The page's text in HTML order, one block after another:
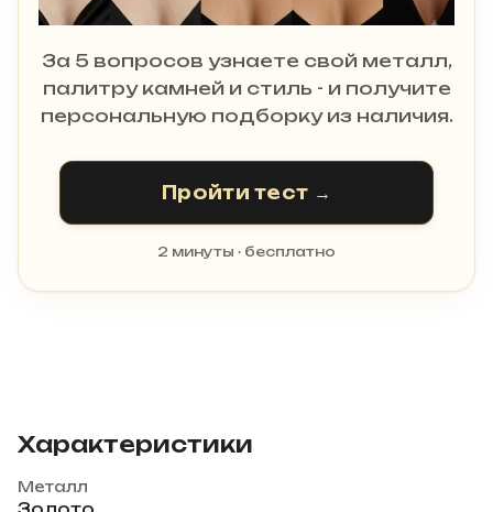
За 5 вопросов узнаете свой металл,
палитру камней и стиль - и получите
персональную подборку из наличия.
Пройти тест →
2 минуты · бесплатно
Характеристики
Металл